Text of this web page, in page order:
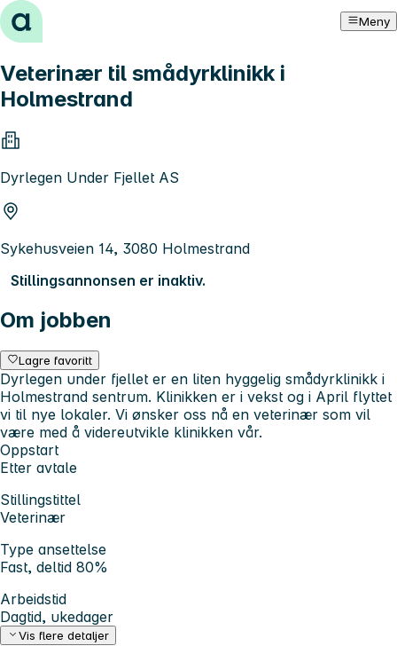
Hopp til innhold Meny
Veterinær til smådyrklinikk i
Holmestrand
Dyrlegen Under Fjellet AS
Sykehusveien 14, 3080 Holmestrand
Stillingsannonsen er inaktiv.
Om jobben
Lagre favoritt
Dyrlegen under fjellet er en liten hyggelig smådyrklinikk i
Holmestrand sentrum. Klinikken er i vekst og i April flyttet
vi til nye lokaler. Vi ønsker oss nå en veterinær som vil
være med å videreutvikle klinikken vår.
Oppstart
Etter avtale
Stillingstittel
Veterinær
Type ansettelse
Fast, deltid 80%
Arbeidstid
Dagtid, ukedager
Vis flere detaljer